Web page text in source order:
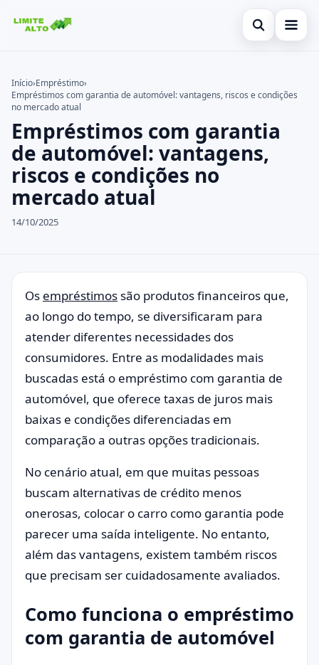
Abrir busca
Cartão de crédito
Finanças
Empréstimo
Legal
Buscar no site
Buscar por:
Pressione Enter para buscar ou ESC para fechar.
Início›Empréstimo›
Empréstimos com garantia de automóvel: vantagens, riscos e condições
no mercado atual
Empréstimos com garantia
de automóvel: vantagens,
riscos e condições no
mercado atual
14/10/2025
Os empréstimos são produtos financeiros que,
ao longo do tempo, se diversificaram para
atender diferentes necessidades dos
consumidores. Entre as modalidades mais
buscadas está o empréstimo com garantia de
automóvel, que oferece taxas de juros mais
baixas e condições diferenciadas em
comparação a outras opções tradicionais.
No cenário atual, em que muitas pessoas
buscam alternativas de crédito menos
onerosas, colocar o carro como garantia pode
parecer uma saída inteligente. No entanto,
além das vantagens, existem também riscos
que precisam ser cuidadosamente avaliados.
Como funciona o empréstimo
com garantia de automóvel